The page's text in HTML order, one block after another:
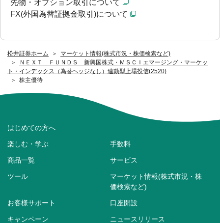
松井証券ホーム
マーケット情報(株式市況・株価検索など)
ＮＥＸＴ ＦＵＮＤＳ 新興国株式・ＭＳＣＩエマージング・マーケッ
ト・インデックス（為替ヘッジなし）連動型上場投信(2520)
株主優待
先物・オプション取引について
FX(外国為替証拠金取引)について
はじめての方へ
楽しむ・学ぶ 手数料
商品一覧 サービス
ツール
マーケット情報(株式市況・株
価検索など)
お客様サポート 口座開設
キャンペーン ニュースリリース